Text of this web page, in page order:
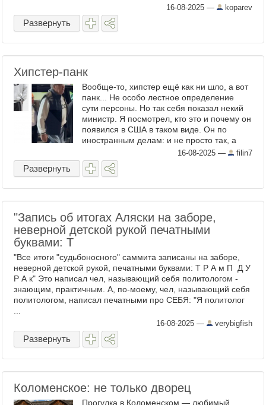
сохранились неизменными
информационные пазлы о подлинной
истории человечества и ...
16-08-2025 — koparev
Развернуть
Хипстер-панк
Вообще-то, хипстер ещё как ни шло, а вот
панк... Не особо лестное определение
сути персоны. Но так себя показал некий
министр. Я посмотрел, кто это и почему он
появился в США в таком виде. Он по
иностранным делам: и не просто так, а
бессменный деятель, 21 год на высоком
государственном ...
16-08-2025 — filin7
Развернуть
"Запись об итогах Аляски на заборе,
неверной детской рукой печатными
буквами: T
"Все итоги "судьбоносного" саммита записаны на заборе,
неверной детской рукой, печатными буквами: T Р А м П Д У
Р А к" Это написал чел, называющий себя политологом -
знающим, практичным. А, по-моему, чел, называющий себя
политологом, написал печатными про СЕБЯ: "Я политолог
16-08-2025 — verybigfish
Развернуть
Коломенское: не только дворец
Прогулка в Коломенском — любимый